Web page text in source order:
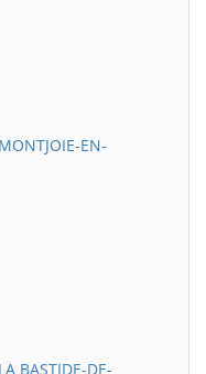
EN-
BASTIDE-DE-